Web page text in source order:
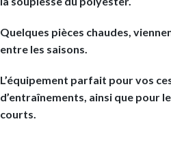
Quelques pièces chaudes,
entre les saisons.
L’équipement parfait pour vos
d’entraînements, ainsi que pour
courts.